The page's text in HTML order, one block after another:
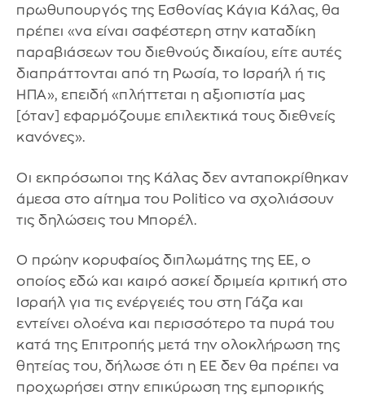
πρωθυπουργός της Εσθονίας Κάγια Κάλας, θα
πρέπει «να είναι σαφέστερη στην καταδίκη
παραβιάσεων του διεθνούς δικαίου, είτε αυτές
διαπράττονται από τη Ρωσία, το Ισραήλ ή τις
ΗΠΑ», επειδή «πλήττεται η αξιοπιστία μας
[όταν] εφαρμόζουμε επιλεκτικά τους διεθνείς
κανόνες».
Οι εκπρόσωποι της Κάλας δεν ανταποκρίθηκαν
άμεσα στο αίτημα του Politico να σχολιάσουν
τις δηλώσεις του Μπορέλ.
Ο πρώην κορυφαίος διπλωμάτης της ΕΕ, ο
οποίος εδώ και καιρό ασκεί δριμεία κριτική στο
Ισραήλ για τις ενέργειές του στη Γάζα και
εντείνει ολοένα και περισσότερο τα πυρά του
κατά της Επιτροπής μετά την ολοκλήρωση της
θητείας του, δήλωσε ότι η ΕΕ δεν θα πρέπει να
προχωρήσει στην επικύρωση της εμπορικής